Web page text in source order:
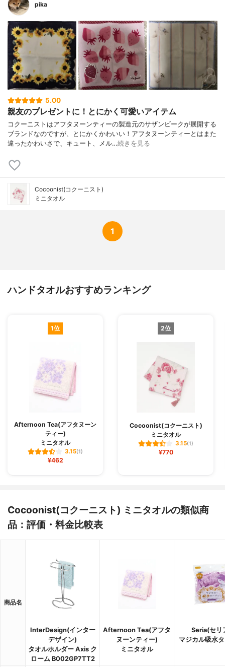
pika
5.00
親友のプレゼントに！とにかく可愛いアイテム
コクーニストはアフタヌーンティーの製造元のサザンビークが展開する
ブランドなのですが、とにかくかわいい！アフタヌーンティーとはまた
違ったかわいさで、キュート、メル…続きを見る
Cocoonist(コクーニスト)
ミニタオル
1
ハンドタオルおすすめランキング
1位
Afternoon Tea(アフタヌーン
ティー)
ミニタオル
3.15(1)
¥462
2位
Cocoonist(コクーニスト)
ミニタオル
3.15(1)
¥770
Cocoonist(コクーニスト) ミニタオルの類似商
品：評価・料金比較表
商品名
InterDesign(インター
デザイン)
タオルホルダー Axis ク
ローム B002GP7TT2
Afternoon Tea(アフタ
ヌーンティー)
ミニタオル
Seria(セリ
マジカル吸水